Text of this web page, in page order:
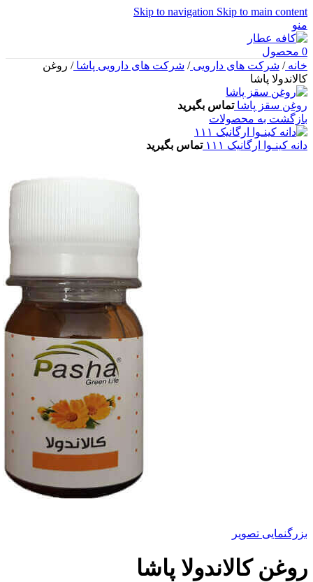
Skip to navigation Skip to main content
منو
0 محصول
خانه/ شرکت های دارویی/ شرکت های دارویی پاشا/ روغن
کالاندولا پاشا
روغن سقز پاشاتماس بگیرید
بازگشت به محصولات
دانه کینـوا ارگانیک ۱۱۱ تماس بگیرید
بزرگنمایی تصویر
روغن کالاندولا پاشا